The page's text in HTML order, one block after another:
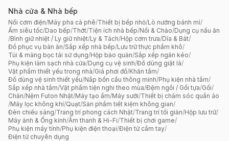
Nhà cửa & Nhà bếp
Nồi cơm điện/Máy pha cà phê/Thiết bị bếp nhỏ/Lò nướng bánh mì/
Ấm siêu tốc/Dao bếp/Thớt/Tiện ích nhà bếp/Nồi & Chảo/Dụng cụ nấu ăn
/Bình giữ nhiệt / Ly giữ nhiệt/Ly & Tách/Hộp cơm trưa/Dĩa & Bát/
Đồ phục vụ bàn ăn/Sắp xếp nhà bếp/Lưu trữ thực phẩm khô/
Túi & màng bọc tái sử dụng/Hộp bảo quản/Sắp xếp ngăn kéo/
Phụ kiện làm sạch nhà cửa/Dụng cụ vệ sinh/Đồ dùng giặt là/
Vật phẩm thiết yếu trong nhà/Giá phơi đồ/Khăn tắm/
Đồ dùng vệ sinh thiết yếu/Nắp bồn cầu thông minh/Phụ kiện nhà tắm/
Sắp xếp nhà tắm/Vật phẩm tiện nghi theo mùa/Đệm ngồi / Gối tựa/Gối/
Chăn/Nệm Futon Nhật/Máy tạo ẩm/Máy sưởi/Thiết bị chăm sóc quần áo
/Máy lọc không khí/Quạt/Sản phẩm tiết kiệm không gian/
Đèn chiếu sáng/Trang trí phong cách Nhật/Trang trí tối giản/Hộp lưu trữ/
Máy ảnh & Ống kính/Âm thanh & Hi-Fi/Thiết bị chơi game/
Phụ kiện máy tính/Phụ kiện điện thoại/Điện tử cầm tay/
Điện tử chuyên dụng